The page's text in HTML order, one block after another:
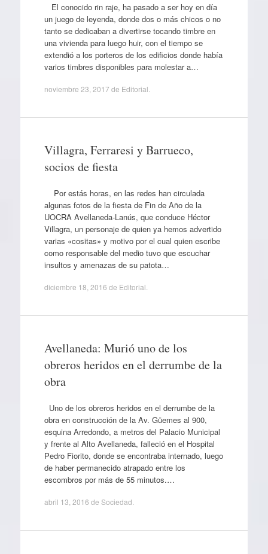
El conocido rin raje, ha pasado a ser hoy en día
un juego de leyenda, donde dos o más chicos o no
tanto se dedicaban a divertirse tocando timbre en
una vivienda para luego huir, con el tiempo se
extendió a los porteros de los edificios donde había
varios timbres disponibles para molestar a…
noviembre 23, 2017 de Editorial
Villagra, Ferraresi y Barrueco,
socios de fiesta
Por estás horas, en las redes han circulada
algunas fotos de la fiesta de Fin de Año de la
UOCRA Avellaneda-Lanús, que conduce Héctor
Villagra, un personaje de quien ya hemos advertido
varias «cositas» y motivo por el cual quien escribe
como responsable del medio tuvo que escuchar
insultos y amenazas de su patota…
diciembre 18, 2016 de Editorial
Avellaneda: Murió uno de los
obreros heridos en el derrumbe de la
obra
Uno de los obreros heridos en el derrumbe de la
obra en construcción de la Av. Güemes al 900,
esquina Arredondo, a metros del Palacio Municipal
y frente al Alto Avellaneda, falleció en el Hospital
Pedro Fiorito, donde se encontraba internado, luego
de haber permanecido atrapado entre los
escombros por más de 55 minutos.…
abril 13, 2016 de Sociedad